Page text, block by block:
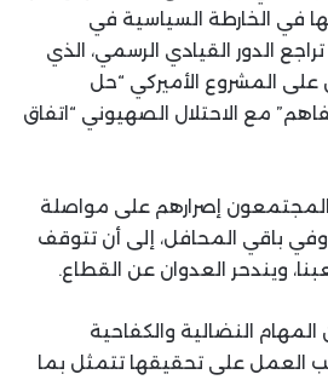
في الخارطة السياسية في
الدور القيادي الرسمي، الذي
على المشروع الأميركي “حل
مع الاحتلال الصهيوني “اتفاق
إصرارهم على مواصلة
باقي المحافل، إلى أن تتوقف
ويندحر العدوان عن القطاع.
المهام النضالية والكفاحية
العمل على تحقيقها تتمثل بما